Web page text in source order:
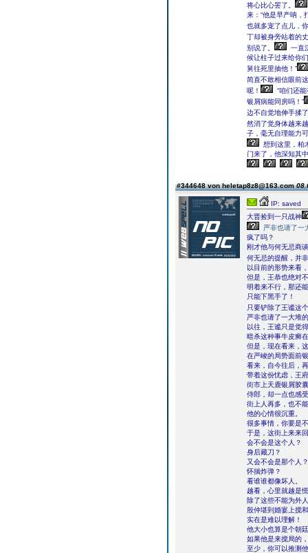
将心比心罢了。
来：“他是早产呐，
也就多宠了点儿，
丁却被身旁站着的
别说了。
一直
候让柱子过来给你
舅往死里抽他！”
简直不敢相信眼前
呢！
“咱们还
银屑病能同房吗！”
边不自觉地伸手揉
然消了觉身体越来
子，毫无自理能力
想到这里，柏
门来了，他深知其
#344648 von heletap8z8@163.com
IP: saved
大晋捡到一只战神
严非也请了一
疯了吗？
刚才他与何无忌商
何无忌的提醒，并
以目前的形势来看
但是，王恭也绝对
明着来不行，那还
只能下黑手了！
只要铲除了王谧这
严非也请了一大堆
以往，王谧只是觉
暗杀这种事牛皮癣
但是，现在看来，
在严峻的局势面前
看来，自今往后，
带着这份忧虑，王
街市上天鹿银屑胶
侍郎，却一点也感
街上人再多，也不
他的心情很沉重。
很多事情，你要是
于是，这街上来来
会不会是这个人？
身后藏刀？
又会不会是那个人？
怀揣炸弹？
看谁谁都像坏人。
越看，心里就越是
除了这些不能为外
殷仲堪到婚宴上搅
实在是难以理解！
他大小也算是个朝
如果他是来搅局的
至少，你可以推测